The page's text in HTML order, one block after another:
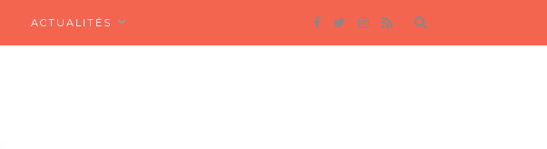
ACTUALITÉS